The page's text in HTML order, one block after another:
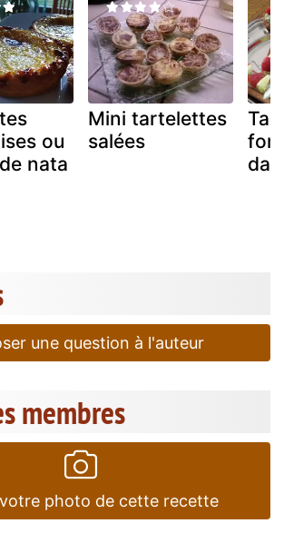
ou
nata
Mini tartelettes
salées
une question à l'auteur
membres
photo de cette recette